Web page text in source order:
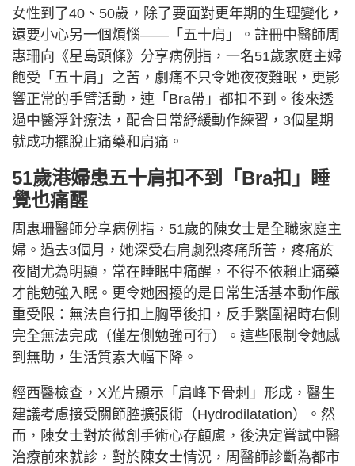
女性到了40、50歲，除了要面對更年期的生理變化，
還要小心另一個煩惱——「五十肩」。註冊中醫師周
惠珊向《星島頭條》分享病例指，一名51歲家庭主婦
飽受「五十肩」之苦，劇痛不只令她夜夜難眠，更影
響正常的手臂活動，連「Bra帶」都扣不到。後來透
過中醫浮針療法，配合日常紓緩動作練習，3個星期
就成功擺脫止痛藥和肩痛。
51歲港婦患五十肩扣不到「Bra扣」睡
覺也痛醒
周惠珊醫師分享病例指，51歲的陳女士是全職家庭主
婦。過去3個月，她深受右肩劇烈疼痛所苦，疼痛於
夜間尤為明顯，常在睡眠中痛醒，不得不依賴止痛藥
才能勉強入眠。更令她困擾的是日常生活基本動作嚴
重受限：無法自行扣上胸罩後扣，反手繫圍裙時右側
完全無法完成（僅左側勉強可行）。這些限制令她感
到無助，生活質素大幅下降。
經西醫檢查，X光片顯示「肩峰下骨刺」形成，醫生
建議考慮接受關節腔擴張術（Hydrodilatation）。然
而，陳女士對於微創手術心存顧慮，後決定嘗試中醫
治療前來就診，對於陳女士情況，周醫師診斷為都市